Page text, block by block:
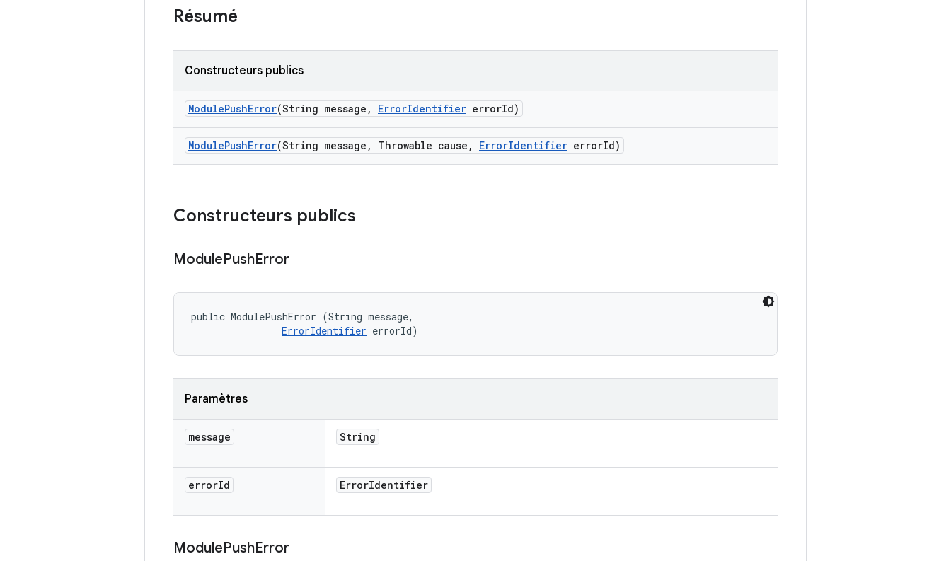
Résumé
Constructeurs publics
ModulePushError(String message , ErrorIdentifier errorId)
ModulePushError(String message , Throwable cause , ErrorIdentifier errorId)
Constructeurs publics
ModulePushError
public ModulePushError (String message,
ErrorIdentifier errorId)
Paramètres
message String
errorId ErrorIdentifier
ModulePushError